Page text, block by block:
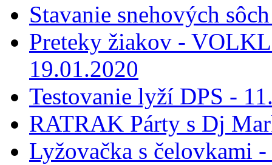
Stavanie snehových
Preteky žiakov -
19.01.2020
Testovanie lyží DPS -
RATRAK Párty s Dj
Lyžovačka s čelovkami